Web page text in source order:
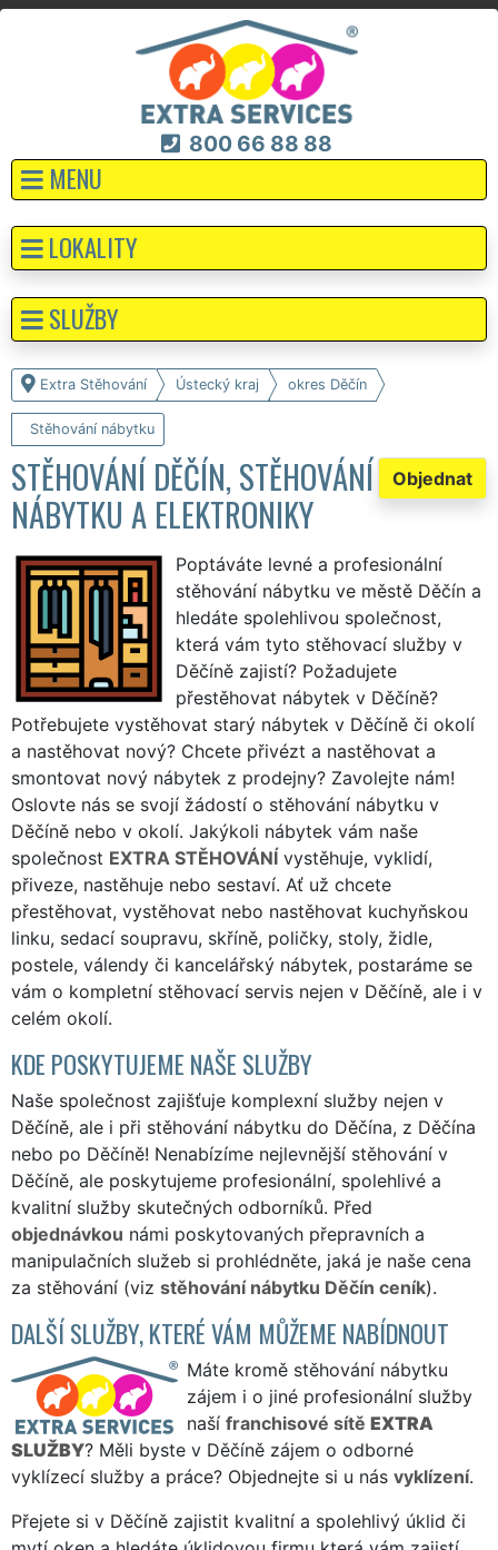
800 66 88 88
MENU
Extra Stěhování Ústecký kraj okres Děčín
Stěhování nábytku
Objednat
STĚHOVÁNÍ DĚČÍN, STĚHOVÁNÍ
NÁBYTKU A ELEKTRONIKY
Poptáváte levné a profesionální
stěhování nábytku ve městě Děčín a
hledáte spolehlivou společnost,
která vám tyto stěhovací služby v
Děčíně zajistí? Požadujete
přestěhovat nábytek v Děčíně?
Potřebujete vystěhovat starý nábytek v Děčíně či okolí
a nastěhovat nový? Chcete přivézt a nastěhovat a
smontovat nový nábytek z prodejny? Zavolejte nám!
Oslovte nás se svojí žádostí o stěhování nábytku v
Děčíně nebo v okolí. Jakýkoli nábytek vám naše
společnost EXTRA STĚHOVÁNÍ vystěhuje, vyklidí,
přiveze, nastěhuje nebo sestaví. Ať už chcete
přestěhovat, vystěhovat nebo nastěhovat kuchyňskou
linku, sedací soupravu, skříně, poličky, stoly, židle,
postele, válendy či kancelářský nábytek, postaráme se
vám o kompletní stěhovací servis nejen v Děčíně, ale i v
celém okolí.
KDE POSKYTUJEME NAŠE SLUŽBY
Naše společnost zajišťuje komplexní služby nejen v
Děčíně, ale i při stěhování nábytku do Děčína, z Děčína
nebo po Děčíně! Nenabízíme nejlevnější stěhování v
Děčíně, ale poskytujeme profesionální, spolehlivé a
kvalitní služby skutečných odborníků. Před
objednávkou námi poskytovaných přepravních a
manipulačních služeb si prohlédněte, jaká je naše cena
za stěhování (viz stěhování nábytku Děčín ceník).
DALŠÍ SLUŽBY, KTERÉ VÁM MŮŽEME NABÍDNOUT
Máte kromě stěhování nábytku
zájem i o jiné profesionální služby
naší franchisové sítě EXTRA
SLUŽBY? Měli byste v Děčíně zájem o odborné
vyklízecí služby a práce? Objednejte si u nás vyklízení.
Přejete si v Děčíně zajistit kvalitní a spolehlivý úklid či
LOKALITY
SLUŽBY